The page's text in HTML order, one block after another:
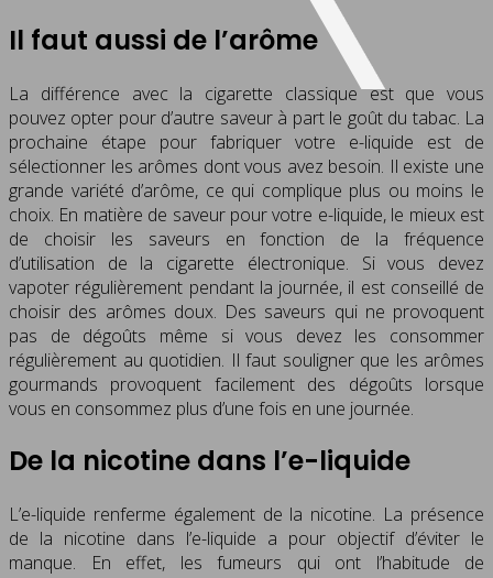
Il faut aussi de l’arôme
La différence avec la cigarette classique est que vous
pouvez opter pour d’autre saveur à part le goût du tabac. La
prochaine étape pour fabriquer votre e-liquide est de
sélectionner les arômes dont vous avez besoin. Il existe une
grande variété d’arôme, ce qui complique plus ou moins le
choix. En matière de saveur pour votre e-liquide, le mieux est
de choisir les saveurs en fonction de la fréquence
d’utilisation de la cigarette électronique. Si vous devez
vapoter régulièrement pendant la journée, il est conseillé de
choisir des arômes doux. Des saveurs qui ne provoquent
pas de dégoûts même si vous devez les consommer
régulièrement au quotidien. Il faut souligner que les arômes
gourmands provoquent facilement des dégoûts lorsque
vous en consommez plus d’une fois en une journée.
De la nicotine dans l’e-liquide
L’e-liquide renferme également de la nicotine. La présence
de la nicotine dans l’e-liquide a pour objectif d’éviter le
manque. En effet, les fumeurs qui ont l’habitude de